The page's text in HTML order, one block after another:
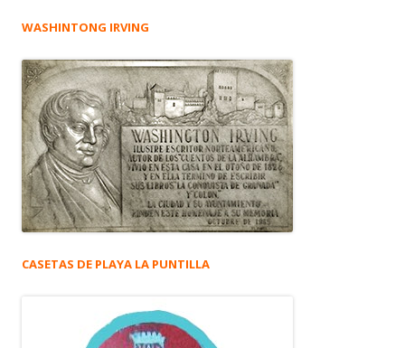
WASHINTONG IRVING
CASETAS DE PLAYA LA PUNTILLA